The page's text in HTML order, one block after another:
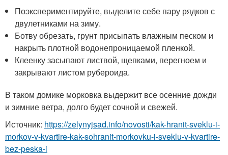
Поэкспериментируйте, выделите себе пару рядков с
двулетниками на зиму.
Ботву обрезать, грунт присыпать влажным песком и
накрыть плотной водонепроницаемой пленкой.
Клеенку засыпают листвой, щепками, перегноем и
закрывают листом рубероида.
В таком домике морковка выдержит все осенние дожди
и зимние ветра, долго будет сочной и свежей.
Источник: https://zelynyjsad.info/novosti/kak-hranit-sveklu-i-
morkov-v-kvartire-kak-sohranit-morkovku-i-sveklu-v-kvartire-
bez-peska-i